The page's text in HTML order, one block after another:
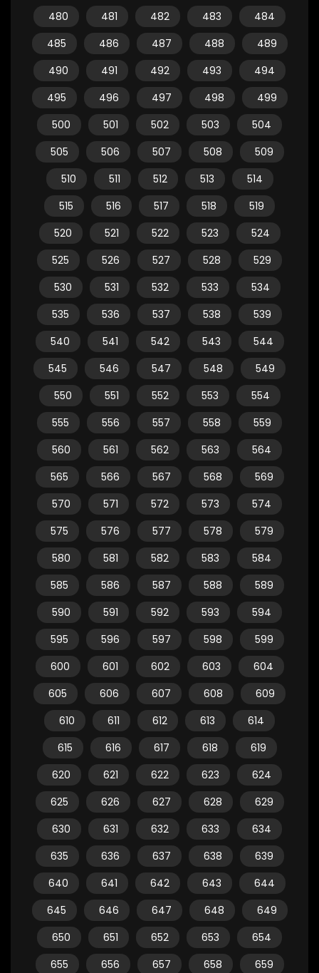
480 481 482 483
484
485
486 487 488
489
490
491 492 493
494
495
496 497 498
499
500
501 502 503
504
505
506 507 508
509
510
511 512 513
514
515
516 517 518
519
520
521 522 523
524
525
526 527 528
529
530
531 532 533
534
535
536 537 538
539
540
541 542 543
544
545
546 547 548
549
550
551 552 553
554
555
556 557 558
559
560
561 562 563
564
565
566 567 568
569
570
571 572 573
574
575
576 577 578
579
580
581 582 583
584
585
586 587 588
589
590
591 592 593
594
595
596 597 598
599
600
601 602 603
604
605
606 607 608
609
610
611 612 613
614
615
616 617 618
619
620
621 622 623
624
625
626 627 628
629
630
631 632 633
634
635
636 637 638
639
640
641 642 643
644
645
646 647 648
649
650
651 652 653
654
655
656 657 658
659